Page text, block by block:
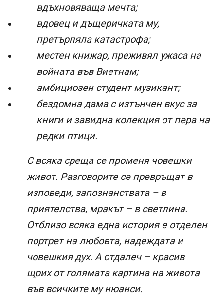
вдъхновяваща мечта;
вдовец и дъщеричката му,
претърпяла катастрофа;
местен книжар, преживял ужаса на
войната във Виетнам;
амбициозен студент музикант;
бездомна дама с изтънчен вкус за
книги и завидна колекция от пера на
редки птици.
С всяка среща се променя човешки
живот. Разговорите се превръщат в
изповеди, запознанствата – в
приятелства, мракът – в светлина.
Отблизо всяка една история е отделен
портрет на любовта, надеждата и
човешкия дух. А отдалеч – красив
щрих от голямата картина на живота
във всичките му нюанси.